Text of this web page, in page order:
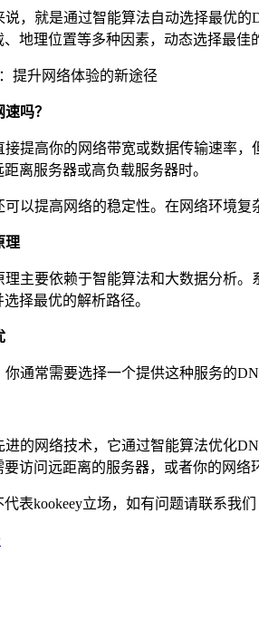
，就是通过智能算法自动选择最优
地理位置等多种因素，动态选择最佳
吗？
接提高你的网络带宽或数据传输速率
离服务器或高负载服务器时。
可以提高网络的稳定性。在网络环境
理
主要依赖于智能算法和大数据分析
择最优的解析路径。
通常需要选择一个提供这种服务的
的网络技术，它通过智能算法优化
访问远距离的服务器，或者你的网络
表kookeey立场，如有问题请联系我们